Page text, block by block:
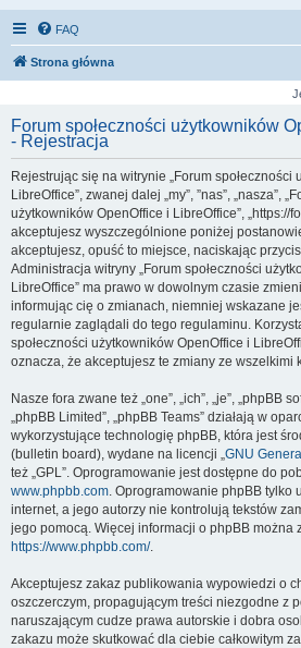
FAQ
Strona główna
Forum społeczności użytkowników
- Rejestracja
Rejestrując się na witrynie „Forum społeczności
LibreOffice”, zwanej dalej „my”, ”nas”, „nasza”,
użytkowników OpenOffice i LibreOffice”, „https://
akceptujesz wyszczególnione poniżej
akceptujesz, opuść to miejsce, naciskając
Administracja witryny „Forum społeczności
LibreOffice” ma prawo w dowolnym czasie
informując cię o zmianach, niemniej wskazane
regularnie zaglądali do tego regulaminu.
społeczności użytkowników OpenOffice i
oznacza, że akceptujesz te zmiany ze wszelkimi
Nasze fora zwane też „one”, „ich”, „je”, „phpBB
„phpBB Limited”, „phpBB Teams” działają w
wykorzystujące technologię phpBB, która jest
(bulletin board), wydane na licencji „GNU
też „GPL”. Oprogramowanie jest dostępne do
www.phpbb.com. Oprogramowanie phpBB tylko
internet, a jego autorzy nie kontrolują tekstów
jego pomocą. Więcej informacji o phpBB można
https://www.phpbb.com/.
Akceptujesz zakaz publikowania wypowiedzi o
oszczerczym, propagującym treści niezgodne z
naruszającym cudze prawa autorskie i dobra
zakazu może skutkować dla ciebie całkowitym